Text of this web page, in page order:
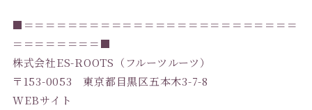
■＝＝＝＝＝＝＝＝＝＝＝＝＝＝＝＝＝＝＝＝＝＝＝＝＝
＝＝＝＝＝＝＝＝■
株式会社ES-ROOTS（フルーツルーツ）
〒153-0053 東京都目黒区五本木3-7-8
WEBサイト